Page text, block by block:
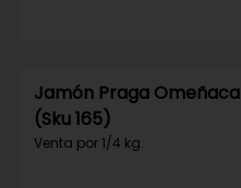
Jamón Praga Omeñaca
(Sku 165)
Venta por 1/4 kg.